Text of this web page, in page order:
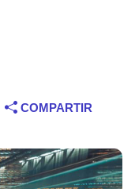
COMPARTIR